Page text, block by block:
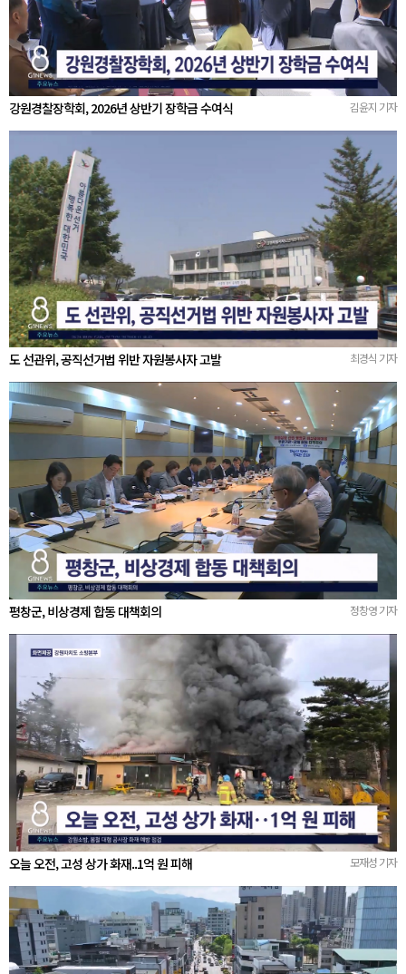
강원경찰장학회, 2026년 상반기 장학금 수여식 김윤지 기자
도 선관위, 공직선거법 위반 자원봉사자 고발 최경식 기자
평창군, 비상경제 합동 대책회의 정창영 기자
오늘 오전, 고성 상가 화재..1억 원 피해 모재성 기자